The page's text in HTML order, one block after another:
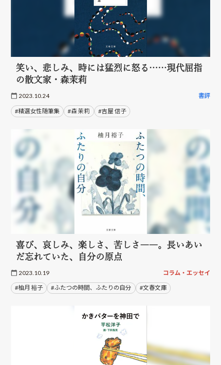
笑い、悲しみ、時には猛烈に怒る……現代屈指
の散文家・森茉莉
2023.10.24 書評
#精選女性随筆集 #森 茉莉 #吉屋 信子
喜び、哀しみ、楽しさ、苦しさ――。長いあい
だ忘れていた、自分の原点
2023.10.19 コラム・エッセイ
#柚月 裕子 #ふたつの時間、ふたりの自分 #文春文庫